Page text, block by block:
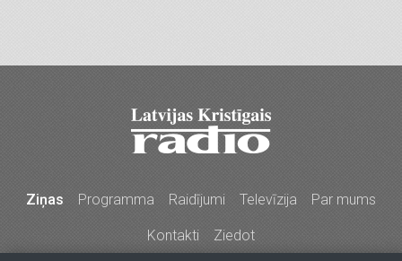
Ziņas Programma Raidījumi Televīzija Par mums
Kontakti Ziedot